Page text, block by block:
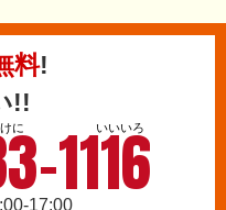
料!
!!
に いいいろ
1116
17:00